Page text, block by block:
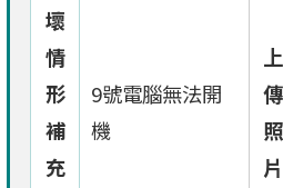
壞
情
形
補
充
9號電腦無法開
機
上
傳
照
片